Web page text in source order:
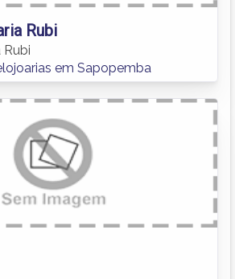
Rubi
Rubi
em Sapopemba